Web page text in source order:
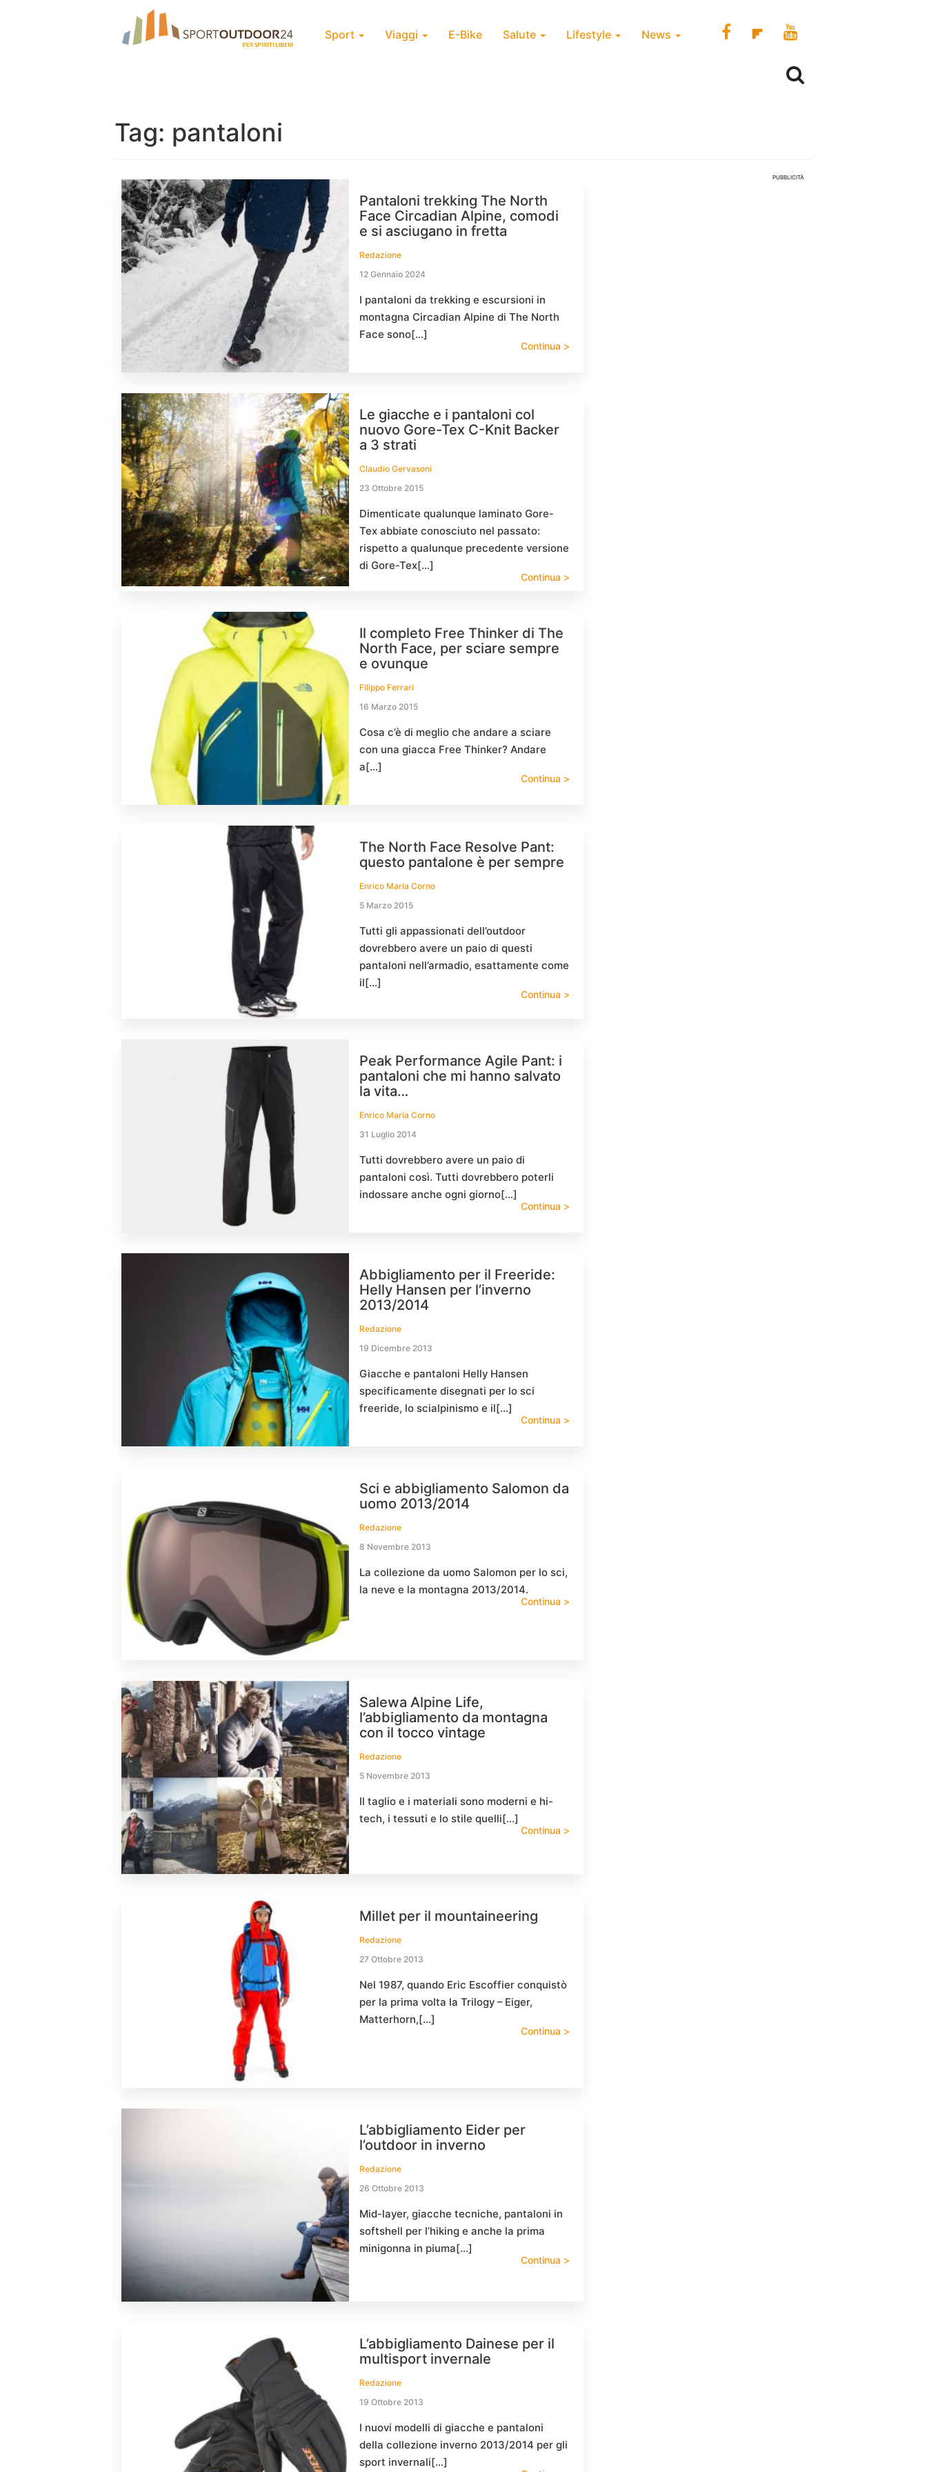
Sport Viaggi E-Bike Salute Lifestyle News
Tag: pantaloni
Pantaloni trekking The North
Face Circadian Alpine, comodi
e si asciugano in fretta
Redazione
12 Gennaio 2024
I pantaloni da trekking e escursioni in
montagna Circadian Alpine di The North
Face sono[…]
Continua >
Le giacche e i pantaloni col
nuovo Gore-Tex C-Knit Backer
a 3 strati
Claudio Gervasoni
23 Ottobre 2015
Dimenticate qualunque laminato Gore-
Tex abbiate conosciuto nel passato:
rispetto a qualunque precedente versione
di Gore-Tex[…]
Continua >
Il completo Free Thinker di The
North Face, per sciare sempre
e ovunque
Filippo Ferrari
16 Marzo 2015
Cosa c’è di meglio che andare a sciare
con una giacca Free Thinker? Andare
a[…]
Continua >
The North Face Resolve Pant:
questo pantalone è per sempre
Enrico Maria Corno
5 Marzo 2015
Tutti gli appassionati dell’outdoor
dovrebbero avere un paio di questi
pantaloni nell’armadio, esattamente come
il[…]
Continua >
Peak Performance Agile Pant: i
pantaloni che mi hanno salvato
la vita…
Enrico Maria Corno
31 Luglio 2014
Tutti dovrebbero avere un paio di
pantaloni così. Tutti dovrebbero poterli
indossare anche ogni giorno[…]
Continua >
Abbigliamento per il Freeride:
Helly Hansen per l’inverno
2013/2014
Redazione
19 Dicembre 2013
Giacche e pantaloni Helly Hansen
specificamente disegnati per lo sci
freeride, lo scialpinismo e il[…]
Continua >
Sci e abbigliamento Salomon da
uomo 2013/2014
Redazione
8 Novembre 2013
La collezione da uomo Salomon per lo sci,
la neve e la montagna 2013/2014.
Continua >
Salewa Alpine Life,
l’abbigliamento da montagna
con il tocco vintage
Redazione
5 Novembre 2013
Il taglio e i materiali sono moderni e hi-
tech, i tessuti e lo stile quelli[…]
Continua >
Millet per il mountaineering
Redazione
27 Ottobre 2013
Nel 1987, quando Eric Escoffier conquistò
per la prima volta la Trilogy – Eiger,
Matterhorn,[…]
Continua >
L’abbigliamento Eider per
l’outdoor in inverno
Redazione
26 Ottobre 2013
Mid-layer, giacche tecniche, pantaloni in
softshell per l’hiking e anche la prima
minigonna in piuma[…]
Continua >
L’abbigliamento Dainese per il
multisport invernale
Redazione
19 Ottobre 2013
I nuovi modelli di giacche e pantaloni
della collezione inverno 2013/2014 per gli
sport invernali[…]
PUBBLICITÀ